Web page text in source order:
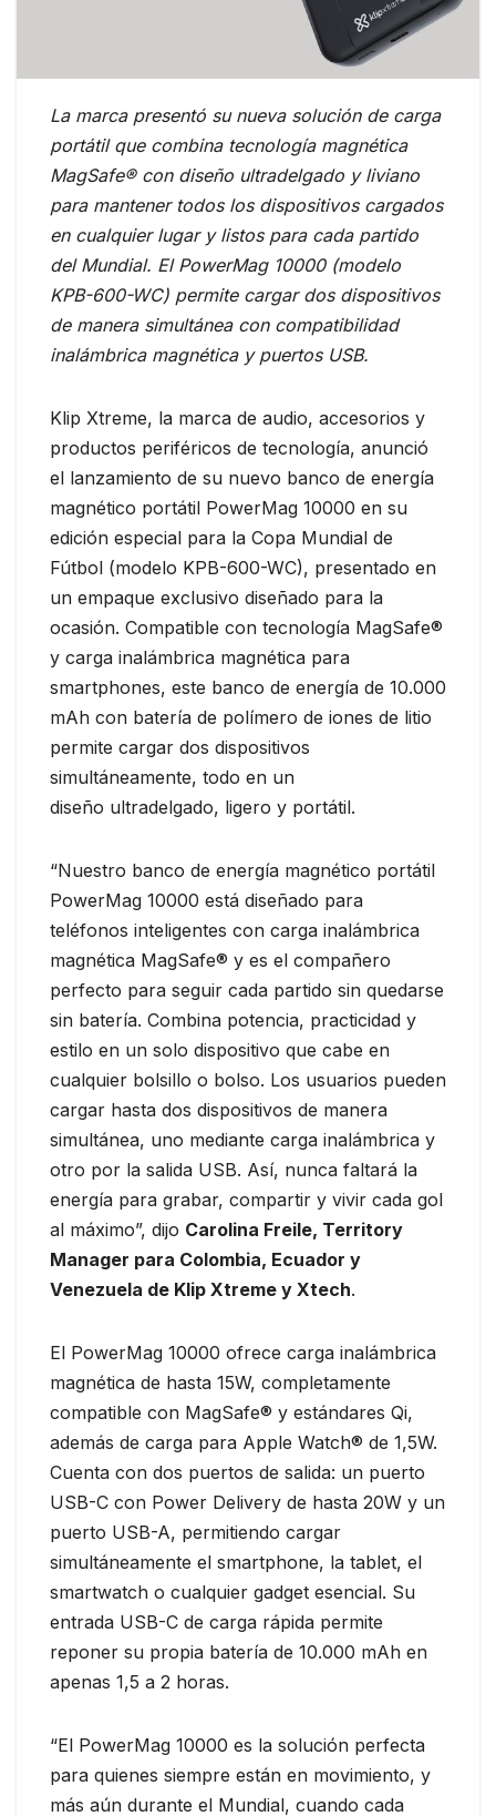
La marca presentó su nueva solución de carga
portátil que combina tecnología magnética
MagSafe® con diseño ultradelgado y liviano
para mantener todos los dispositivos cargados
en cualquier lugar y listos para cada partido
del Mundial. El PowerMag 10000 (modelo
KPB-600-WC) permite cargar dos dispositivos
de manera simultánea con compatibilidad
inalámbrica magnética y puertos USB.
Klip Xtreme, la marca de audio, accesorios y
productos periféricos de tecnología, anunció
el lanzamiento de su nuevo banco de energía
magnético portátil PowerMag 10000 en su
edición especial para la Copa Mundial de
Fútbol (modelo KPB-600-WC), presentado en
un empaque exclusivo diseñado para la
ocasión. Compatible con tecnología MagSafe®
y carga inalámbrica magnética para
smartphones, este banco de energía de 10.000
mAh con batería de polímero de iones de litio
permite cargar dos dispositivos
simultáneamente, todo en un
diseño ultradelgado, ligero y portátil.
“Nuestro banco de energía magnético portátil
PowerMag 10000 está diseñado para
teléfonos inteligentes con carga inalámbrica
magnética MagSafe® y es el compañero
perfecto para seguir cada partido sin quedarse
sin batería. Combina potencia, practicidad y
estilo en un solo dispositivo que cabe en
cualquier bolsillo o bolso. Los usuarios pueden
cargar hasta dos dispositivos de manera
simultánea, uno mediante carga inalámbrica y
otro por la salida USB. Así, nunca faltará la
energía para grabar, compartir y vivir cada gol
al máximo”, dijo Carolina Freile, Territory
Manager para Colombia, Ecuador y
Venezuela de Klip Xtreme y Xtech.
El PowerMag 10000 ofrece carga inalámbrica
magnética de hasta 15W, completamente
compatible con MagSafe® y estándares Qi,
además de carga para Apple Watch® de 1,5W.
Cuenta con dos puertos de salida: un puerto
USB-C con Power Delivery de hasta 20W y un
puerto USB-A, permitiendo cargar
simultáneamente el smartphone, la tablet, el
smartwatch o cualquier gadget esencial. Su
entrada USB-C de carga rápida permite
reponer su propia batería de 10.000 mAh en
apenas 1,5 a 2 horas.
“El PowerMag 10000 es la solución perfecta
para quienes siempre están en movimiento, y
más aún durante el Mundial, cuando cada